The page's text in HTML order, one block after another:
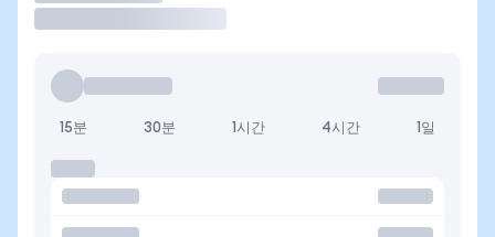
15분 30분 1시간 4시간 1일